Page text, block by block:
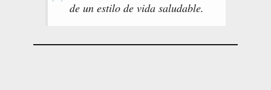
de un estilo de vida saludable.